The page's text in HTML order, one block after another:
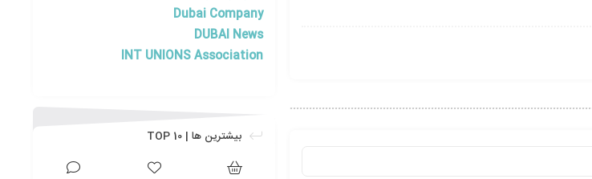
Dubai Company
DUBAI News
INT UNIONS Association
بیشترین ها | TOP 10